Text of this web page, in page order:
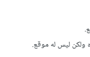
ولكن ليس له موقع.